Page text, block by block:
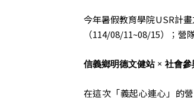
今年暑假教育學院USR計
（114/08/11~08/15）；
信義鄉明德文健站 × 社會參
在這次「義起心連心」的